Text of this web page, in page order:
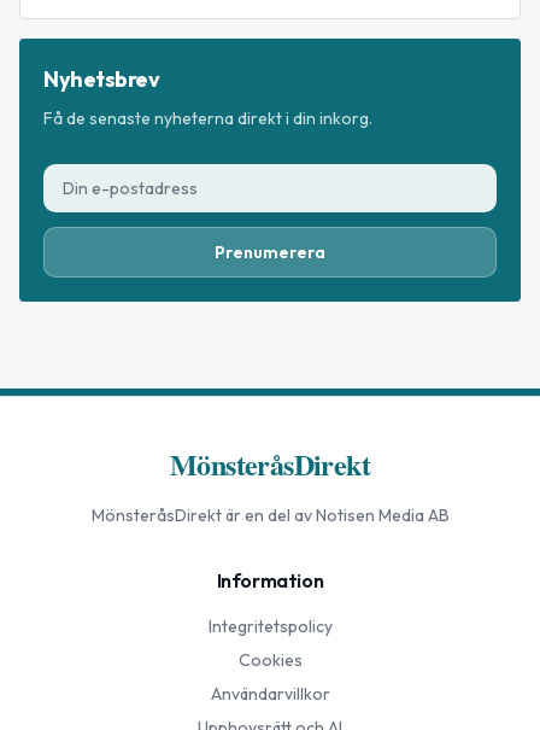
Nyhetsbrev
Få de senaste nyheterna direkt i din inkorg.
Prenumerera
MönsteråsDirekt
MönsteråsDirektär en del av Notisen Media AB
Information
Integritetspolicy
Cookies
Användarvillkor